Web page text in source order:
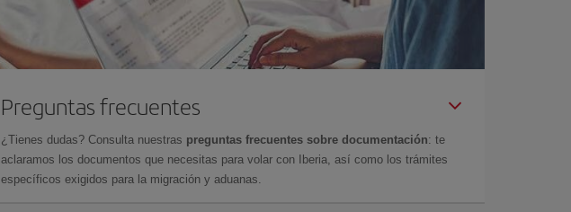
Preguntas frecuentes
¿Tienes dudas? Consulta nuestras preguntas frecuentes sobre documentación: te
aclaramos los documentos que necesitas para volar con Iberia, así como los trámites
específicos exigidos para la migración y aduanas.